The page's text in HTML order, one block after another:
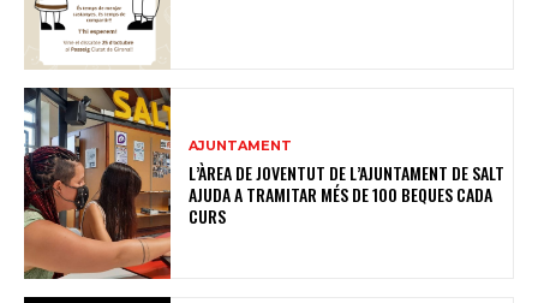
AJUNTAMENT
L’ÀREA DE JOVENTUT DE L’AJUNTAMENT DE SALT
AJUDA A TRAMITAR MÉS DE 100 BEQUES CADA
CURS